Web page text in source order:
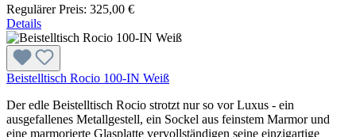
Regulärer Preis: 325,00 €
Details
Beistelltisch Rocio 100-IN Weiß
Der edle Beistelltisch Rocio strotzt nur so vor Luxus - ein
ausgefallenes Metallgestell, ein Sockel aus feinstem Marmor und
eine marmorierte Glasplatte vervollständigen seine einzigartige